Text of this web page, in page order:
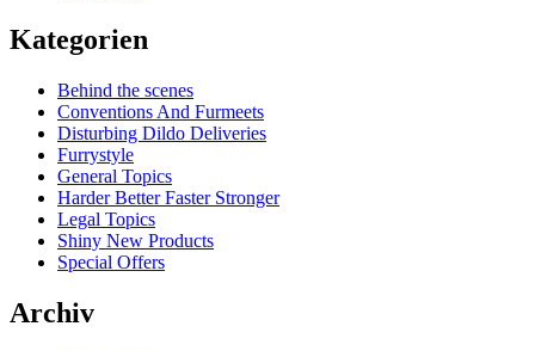
Kategorien
Behind the scenes
Conventions And Furmeets
Disturbing Dildo Deliveries
Furrystyle
General Topics
Harder Better Faster Stronger
Legal Topics
Shiny New Products
Special Offers
Archiv